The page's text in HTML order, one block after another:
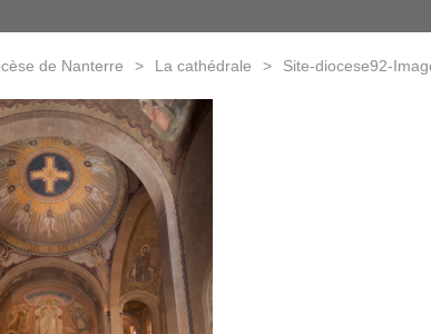
de Nanterre > La cathédrale > Site-diocese92-